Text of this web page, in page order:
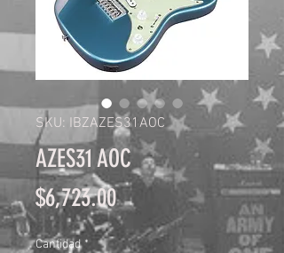
SKU: IBZAZES31AOC
AZES31 AOC
$6,723.00Precio
Cantidad *